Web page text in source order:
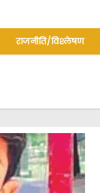
राजनीति/विश्लेषण